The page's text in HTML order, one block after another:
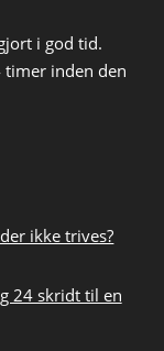
i god tid.
inden den
ikke trives?
24 skridt til en